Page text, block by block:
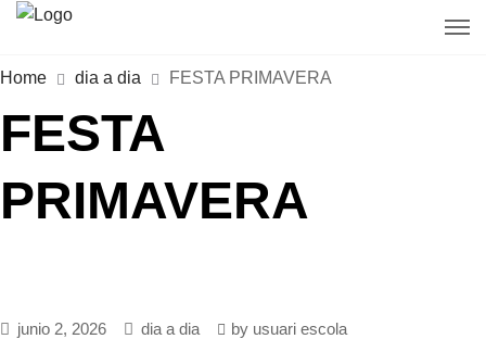
Home dia a dia FESTA PRIMAVERA
FESTA
PRIMAVERA
junio 2, 2026 dia a dia by usuari escola